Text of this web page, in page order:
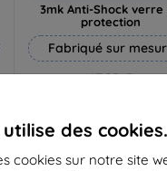
des cookies.
cookies sur notre site
3mk Anti-Shock verre
protection
Fabriqué sur
17,90 €
En stock > 5 pièces
-10%